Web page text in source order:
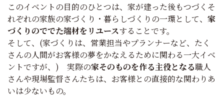
このイベントの目的のひとつは、家が建った後もつづくそ
れぞれの家族の家づくり・暮らしづくりの一環として、 家
づくりのででた端材をリユースすることです。
そして、(家づくりは、営業担当やプランナーなど、たく
さんの人間がお客様の夢をかなえるために関わる一大イベ
ントですが、) 実際の家そのものを作る主役となる職人
さんや現場監督さんたちは、お客様との直接的な関わりあ
いは少ないもの。